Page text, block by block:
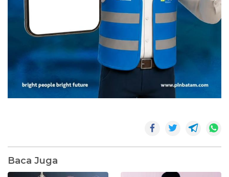
Baca Juga